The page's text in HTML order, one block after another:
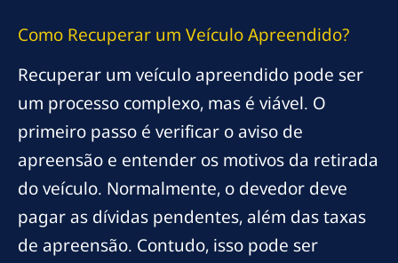
Como Recuperar um Veículo Apreendido?
Recuperar um veículo apreendido pode ser
um processo complexo, mas é viável. O
primeiro passo é verificar o aviso de
apreensão e entender os motivos da retirada
do veículo. Normalmente, o devedor deve
pagar as dívidas pendentes, além das taxas
de apreensão. Contudo, isso pode ser